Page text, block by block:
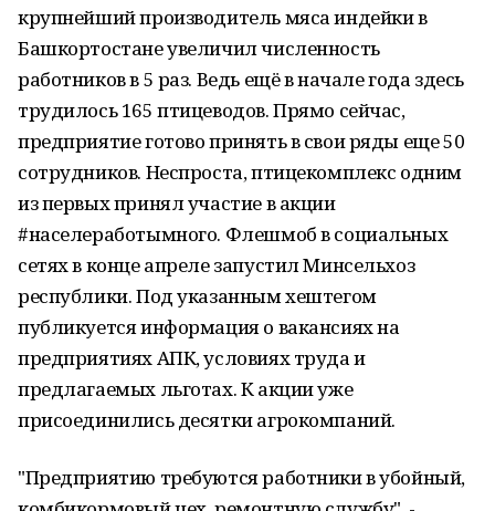
крупнейший производитель мяса индейки в
Башкортостане увеличил численность
работников в 5 раз. Ведь ещё в начале года здесь
трудилось 165 птицеводов. Прямо сейчас,
предприятие готово принять в свои ряды еще 50
сотрудников. Неспроста, птицекомплекс одним
из первых принял участие в акции
#населеработымного. Флешмоб в социальных
сетях в конце апреле запустил Минсельхоз
республики. Под указанным хештегом
публикуется информация о вакансиях на
предприятиях АПК, условиях труда и
предлагаемых льготах. К акции уже
присоединились десятки агрокомпаний.
"Предприятию требуются работники в убойный,